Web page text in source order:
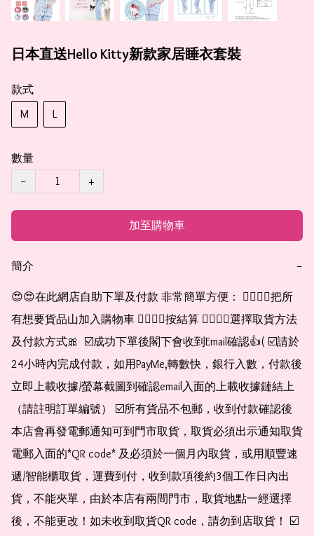
日本直送Hello Kitty新款家居睡衣套裝
款式
M
L
數量
−
+
加至購物車
簡介 −
😍😍在此網店自助下單及付款 非常簡單方便： 👉🏻👉🏻把所
有想要貨品山加入購物車 👉🏻👉🏻按結算 👉🏻👉🏻選擇取貨方法
及付款方式🎀  ☑️成功下單後閣下會收到Email確認👍( ☑️請於
24小時內完成付款，如用PayMe,轉數快，銀行入數，付款後
立即上載收據/螢幕截圖到確認email入面的上載收據鏈結上
（請註明訂單編號） ☑️所有貨品不包郵，收到付款確認後
本店會再發電郵通知可到門市取貨，取貨必須出示通知取貨
電郵入面的*QR code* 及必須於一個月內取貨，或用順豐速
遞/智能櫃取貨，運費到付，收到款項後約3個工作日內出
貨，不能夾單，由於本店有兩間門市，取貨地點一經選擇
後，不能更改！如未收到取貨QR code，請勿到店取貨！ ☑️